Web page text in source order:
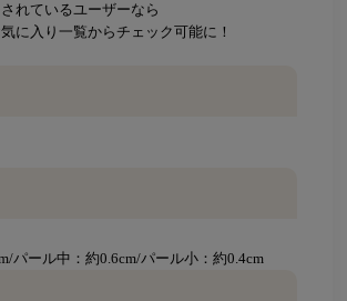
れているユーザーなら
に入り一覧からチェック可能に！
パール中：約0.6cm/パール小：約0.4cm